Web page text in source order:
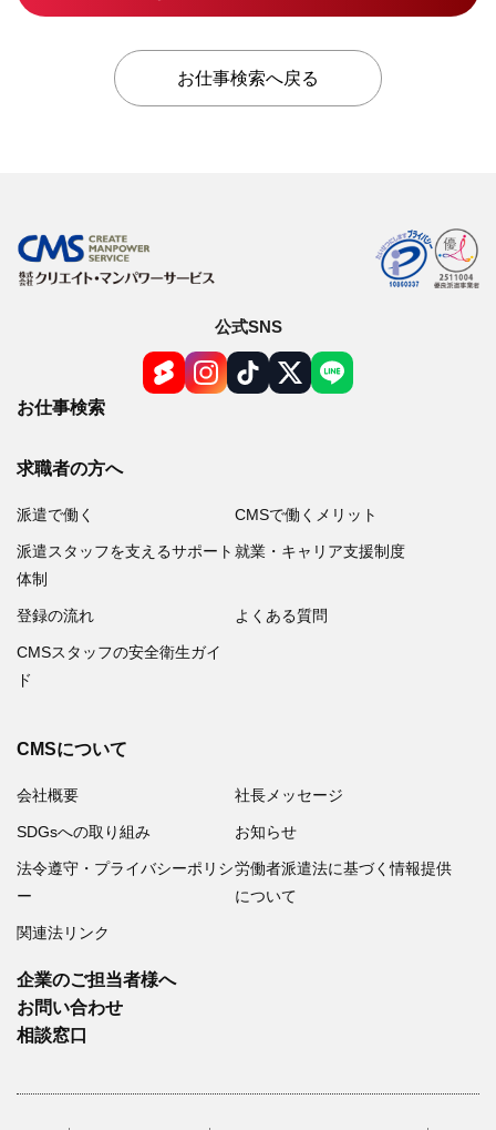
お仕事検索へ戻る
公式SNS
お仕事検索
求職者の方へ
派遣で働く CMSで働くメリット
派遣スタッフを支えるサポート
体制
就業・キャリア支援制度
登録の流れ よくある質問
CMSスタッフの安全衛生ガイ
ド
CMSについて
会社概要 社長メッセージ
SDGsへの取り組み お知らせ
法令遵守・プライバシーポリシ
ー
労働者派遣法に基づく情報提供
について
関連法リンク
企業のご担当者様へ
お問い合わせ
相談窓口